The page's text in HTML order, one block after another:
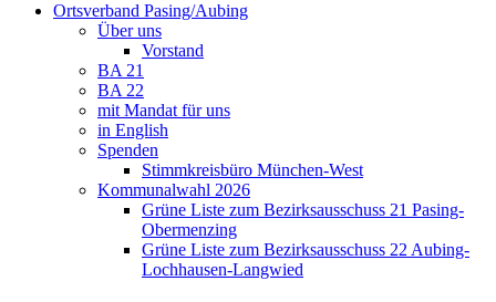
Ortsverband Pasing/Aubing
Über uns
Vorstand
BA 21
BA 22
mit Mandat für uns
in English
Spenden
Stimmkreisbüro München-West
Kommunalwahl 2026
Grüne Liste zum Bezirksausschuss 21 Pasing-
Obermenzing
Grüne Liste zum Bezirksausschuss 22 Aubing-
Lochhausen-Langwied